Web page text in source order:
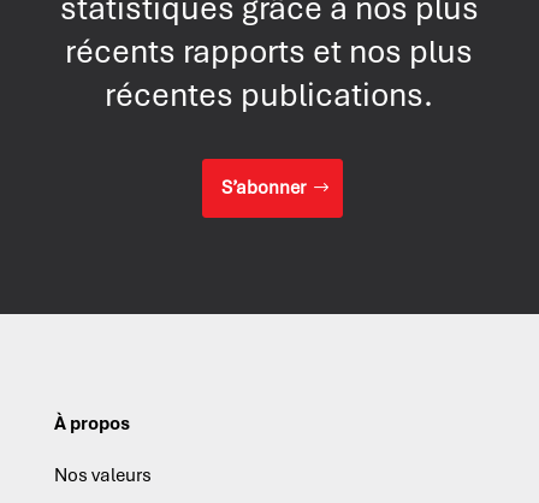
statistiques grâce à nos plus
récents rapports et nos plus
récentes publications.
S’abonner
À propos
Nos valeurs